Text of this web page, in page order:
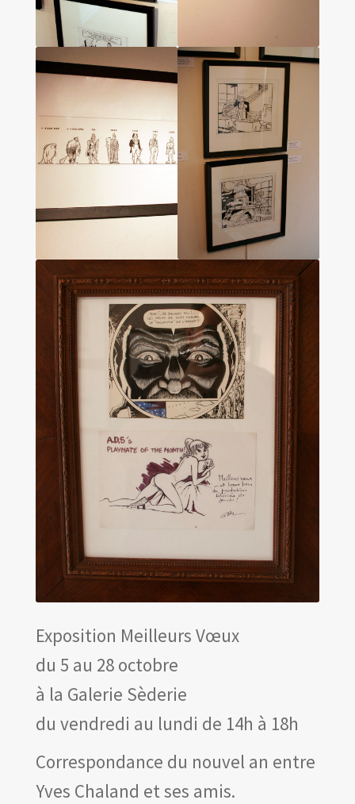
Exposition Meilleurs Vœux
du 5 au 28 octobre
à la Galerie Sèderie
du vendredi au lundi de 14h à 18h
Correspondance du nouvel an entre
Yves Chaland et ses amis.